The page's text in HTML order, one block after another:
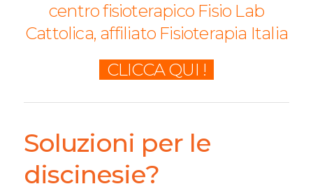
centro fisioterapico Fisio Lab
Cattolica, affiliato Fisioterapia Italia
CLICCA QUI !
Soluzioni per le
discinesie?